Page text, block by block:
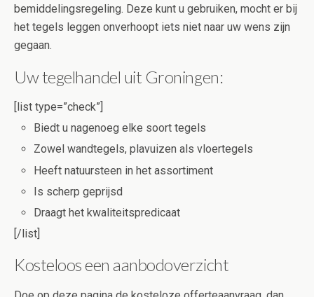
bemiddelingsregeling. Deze kunt u gebruiken, mocht er bij
het tegels leggen onverhoopt iets niet naar uw wens zijn
gegaan.
Uw tegelhandel uit Groningen:
[list type=”check”]
Biedt u nagenoeg elke soort tegels
Zowel wandtegels, plavuizen als vloertegels
Heeft natuursteen in het assortiment
Is scherp geprijsd
Draagt het kwaliteitspredicaat
[/list]
Kosteloos een aanbodoverzicht